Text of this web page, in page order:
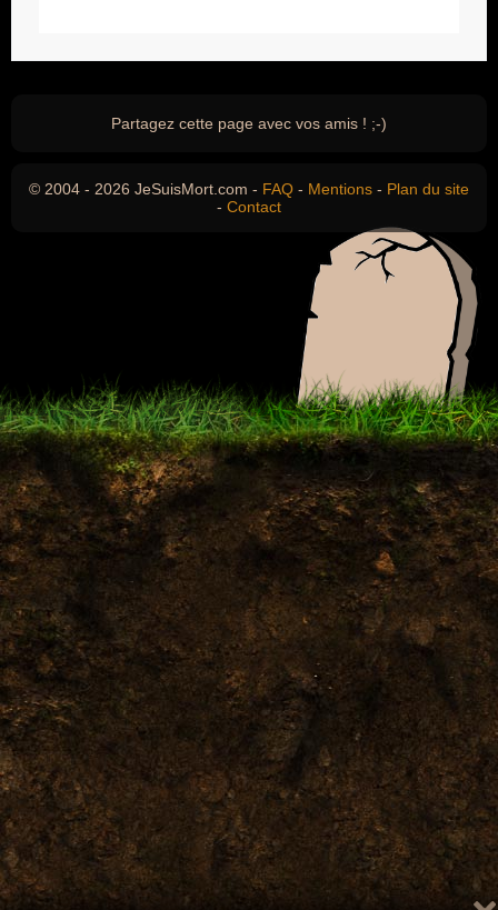
Partagez cette page avec vos amis ! ;-)
© 2004 - 2026 JeSuisMort.com - FAQ - Mentions - Plan du site
- Contact